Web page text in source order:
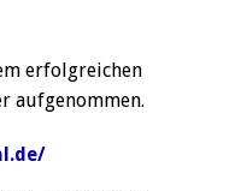
erfolgreichen
aufgenommen.